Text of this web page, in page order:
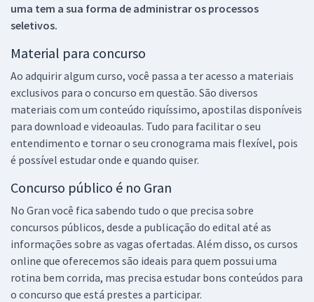
uma tem a sua forma de administrar os processos
seletivos.
Material para concurso
Ao adquirir algum curso, você passa a ter acesso a materiais
exclusivos para o concurso em questão. São diversos
materiais com um conteúdo riquíssimo, apostilas disponíveis
para download e videoaulas. Tudo para facilitar o seu
entendimento e tornar o seu cronograma mais flexível, pois
é possível estudar onde e quando quiser.
Concurso público é no Gran
No Gran você fica sabendo tudo o que precisa sobre
concursos públicos, desde a publicação do edital até as
informações sobre as vagas ofertadas. Além disso, os cursos
online que oferecemos são ideais para quem possui uma
rotina bem corrida, mas precisa estudar bons conteúdos para
o concurso que está prestes a participar.